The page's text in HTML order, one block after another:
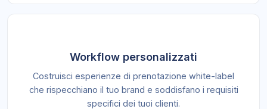
Workflow personalizzati
Costruisci esperienze di prenotazione white-label
che rispecchiano il tuo brand e soddisfano i requisiti
specifici dei tuoi clienti.